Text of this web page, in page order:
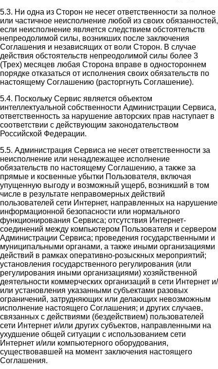
5.3. Ни одна из Сторон не несет ответственности за полное
или частичное неисполнение любой из своих обязанностей,
если неисполнение является следствием обстоятельств
непреодолимой силы, возникших после заключения
Соглашения и независящих от воли Сторон. В случае
действия обстоятельств непреодолимой силы более 3
(Трех) месяцев любая Сторона вправе в одностороннем
порядке отказаться от исполнения своих обязательств по
настоящему Соглашению (расторгнуть Соглашение).
5.4. Поскольку Сервис является объектом
интеллектуальной собственности Администрации Сервиса,
ответственность за нарушение авторских прав наступает в
соответствии с действующим законодательством
Российской Федерации.
5.5. Администрация Сервиса не несет ответственности за
неисполнение или ненадлежащее исполнение
обязательств по настоящему Соглашению, а также за
прямые и косвенные убытки Пользователя, включая
упущенную выгоду и возможный ущерб, возникший в том
числе в результате неправомерных действий
пользователей сети Интернет, направленных на нарушение
информационной безопасности или нормального
функционирования Сервиса; отсутствия Интернет-
соединений между компьютером Пользователя и сервером
Администрации Сервиса; проведения государственными и
муниципальными органами, а также иными организациями
действий в рамках оперативно-розыскных мероприятий;
установления государственного регулирования (или
регулирования иными организациями) хозяйственной
деятельности коммерческих организаций в сети Интернет и/
или установления указанными субъектами разовых
ограничений, затрудняющих или делающих невозможным
исполнение настоящего Соглашения; и других случаев,
связанных с действиями (бездействием) пользователей
сети Интернет и/или других субъектов, направленными на
ухудшение общей ситуации с использованием сети
Интернет и/или компьютерного оборудования,
существовавшей на момент заключения настоящего
Соглашения.